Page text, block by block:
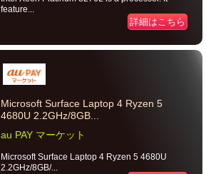
feature...
詳細はこちら
Microsoft Surface Laptop 4 Ryzen 5
4680U 2.2GHz/8GB...
au PAY マーケット
Microsoft Surface Laptop 4 Ryzen 5 4680U
2.2GHz/8GB/...